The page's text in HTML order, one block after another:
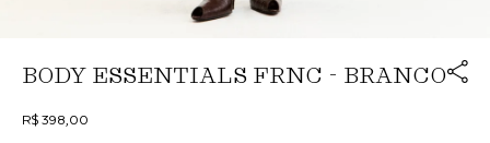
BODY ESSENTIALS FRNC - BRANCO
Link
R$ 398,00